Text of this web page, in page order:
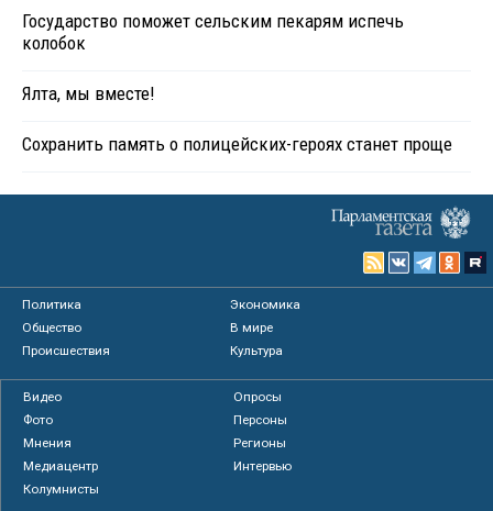
Государство поможет сельским пекарям испечь
колобок
Ялта, мы вместе!
Сохранить память о полицейских-героях станет проще
Политика
Экономика
Общество
В мире
Происшествия
Культура
Видео
Опросы
Фото
Персоны
Мнения
Регионы
Медиацентр
Интервью
Колумнисты